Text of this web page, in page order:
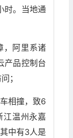
时。当地通
，阿里系诸
产品控制台
；
相撞，致6
江温州永嘉
中有3人是